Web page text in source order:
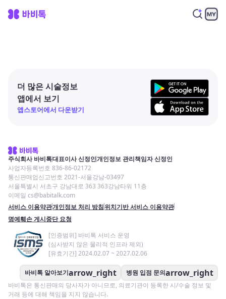
더 많은 시술정보
앱에서 보기
앱스토어에서 다운받기
주식회사 바비톡대표이사 신정인개인정보 관리책임자 신정인
사업자등록번호 836-86-02172
통신판매업신고번호 2021-서울강남-03497
서울특별시 서초구 강남대로 363 363강남타워 11층
이메일 cs@babitalk.com
서비스 이용약관개인정보 처리 방침위치기반 서비스 이용약관
명예훼손 게시중단 요청
[인증범위] 바비톡 서비스 운영
(심사받지 않은 물리적 인프라 제외)
[유효기간] 2024.02.07 ~ 2027.02.06
바비톡 알아보기arrow_right 병원 입점 문의arrow_right
바비톡은 통신판매의 당사자가 아니므로, 의료기관이 등록한 시/수술 정보 및
거래 등에 대해 책임을 지지 않습니다.